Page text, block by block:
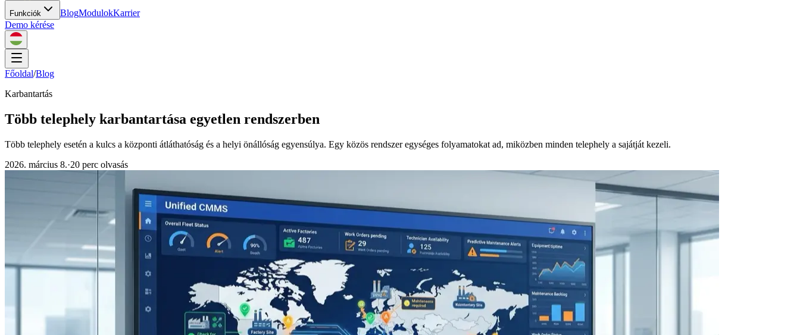
Funkciók BlogModulokKarrier
Demo kérése
Főoldal/Blog
Karbantartás
Több telephely karbantartása egyetlen rendszerben
Több telephely esetén a kulcs a központi átláthatóság és a helyi önállóság egyensúlya. Egy közös rendszer egységes folyamatokat ad, miközben minden telephely a sajátját kezeli.
2026. március 8.·20 perc olvasás